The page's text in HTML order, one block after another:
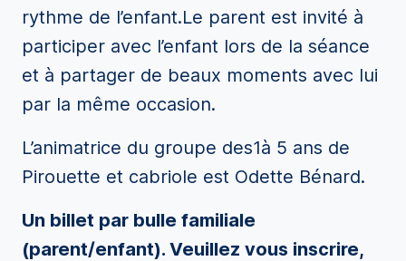
rythme de l’enfant.Le parent est invité à
participer avec l’enfant lors de la séance
et à partager de beaux moments avec lui
par la même occasion.
L’animatrice du groupe des1à 5 ans de
Pirouette et cabriole est Odette Bénard.
Un billet par bulle familiale
(parent/enfant). Veuillez vous inscrire,